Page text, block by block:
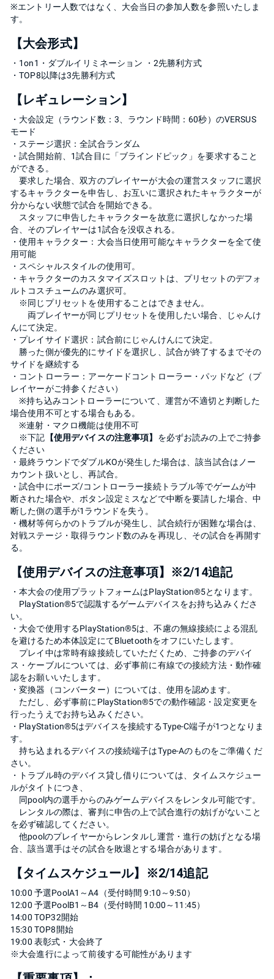
※エントリー人数ではなく、大会当日の参加人数を参照いたしま
す。
【大会形式】
・1on1・ダブルイリミネーション ・2先勝利方式
・TOP8以降は3先勝利方式
【レギュレーション】
・大会設定（ラウンド数：3、ラウンド時間：60秒）のVERSUS
モード
・ステージ選択：全試合ランダム
・試合開始前、1試合目に「ブラインドピック」を要求すること
ができる。
要求した場合、双方のプレイヤーが大会の運営スタッフに選択
するキャラクターを申告し、お互いに選択されたキャラクターが
分からない状態で試合を開始できる。
スタッフに申告したキャラクターを故意に選択しなかった場
合、そのプレイヤーは1試合を没収される。
・使用キャラクター：大会当日使用可能なキャラクターを全て使
用可能
・スペシャルスタイルの使用可。
・キャラクターのカスタマイズスロットは、プリセットのデフォ
ルトコスチュームのみ選択可。
※同じプリセットを使用することはできません。
両プレイヤーが同じプリセットを使用したい場合、じゃんけ
んにて決定。
・プレイサイド選択：試合前にじゃんけんにて決定。
勝った側が優先的にサイドを選択し、試合が終了するまでその
サイドを継続する
・コントローラー：アーケードコントローラー・パッドなど（プ
レイヤーがご持参ください）
※持ち込みコントローラーについて、運営が不適切と判断した
場合使用不可とする場合もある。
※連射・マクロ機能は使用不可
※下記 【使用デバイスの注意事項】 を必ずお読みの上でご持参
ください
・最終ラウンドでダブルKOが発生した場合は、該当試合はノー
カウント扱いとし、再試合。
・試合中にポーズ/コントローラー接続トラブル等でゲームが中
断された場合や、ボタン設定ミスなどで中断を要請した場合、中
断した側の選手が1ラウンドを失う。
・機材等何らかのトラブルが発生し、試合続行が困難な場合は、
対戦ステージ・取得ラウンド数のみを再現し、その試合を再開す
る。
【使用デバイスの注意事項】※2/14追記
・本大会の使用プラットフォームはPlayStation®︎5となります。
PlayStation®︎5で認識するゲームデバイスをお持ち込みくださ
い。
・大会で使用するPlayStation®︎5は、不慮の無線接続による混乱
を避けるため本体設定にてBluetoothをオフにいたします。
プレイ中は常時有線接続していただくため、ご持参のデバイ
ス・ケーブルについては、必ず事前に有線での接続方法・動作確
認をお願いいたします。
・変換器（コンバーター）については、使用を認めます。
ただし、必ず事前にPlayStation®︎5での動作確認・設定変更を
行ったうえでお持ち込みください。
・PlayStation®︎5はデバイスを接続するType-C端子が1つとなりま
す。
持ち込まれるデバイスの接続端子はType-Aのものをご準備くだ
さい。
・トラブル時のデバイス貸し借りについては、タイムスケジュー
ルがタイトにつき、
同pool内の選手からのみゲームデバイスをレンタル可能です。
レンタルの際は、審判に申告の上で試合進行の妨げがないこと
を必ず確認してください。
他poolのプレイヤーからレンタルし運営・進行の妨げとなる場
合、該当選手はその試合を敗退とする場合があります。
【タイムスケジュール】※2/14追記
10:00 予選PoolA1～A4（受付時間 9:10～9:50）
12:00 予選PoolB1～B4（受付時間 10:00～11:45）
14:00 TOP32開始
15:30 TOP8開始
19:00 表彰式・大会終了
※大会進行によって前後する可能性があります